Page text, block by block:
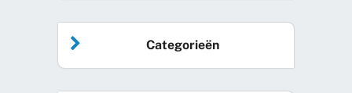
Home
Categorieën